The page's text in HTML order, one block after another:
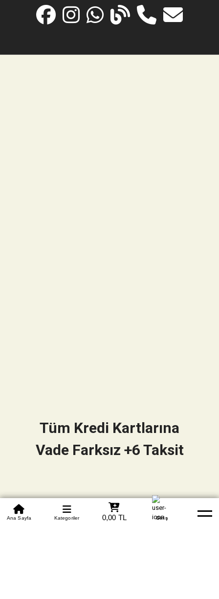
0850 305 09 70
Beden Tablosu Banka Hesapları Whatsapp Yardım
Ana Sayfa Kategoriler 0,00 TL Giriş
Tüm Kredi Kartlarına
Vade Farksız +6 Taksit